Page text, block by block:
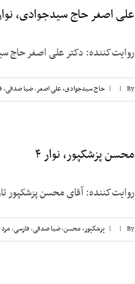
علی اصغر حاج سیدجوادی، نوار
روایت‌کننده: دکتر علی اصغر حاج سید جوادی
By
|
| حاج سیدجوادی، علی اصغر,ضیا صدقی,
محسن پزشکپور، نوار ۴
روایت‌کننده: آقای محسن پزشک‎پور تاریخ مصاحبه: ۳۰ مارس ۱۹۸۴ محل‌مصاحبه: پاریس ـ فرانسه [...]
By
|
| پزشکپور،‌ محسن,ضیا صدقی,فارسی,مرد